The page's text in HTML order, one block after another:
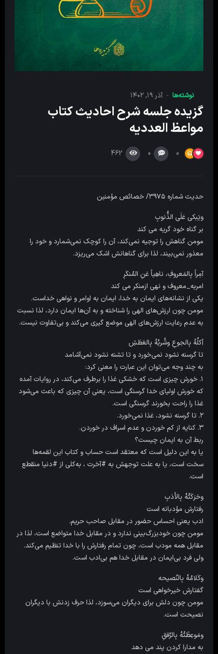
نوشته‌ها آذر ۱۹, ۱۴۰۲
گزیده جلسه شرح احادیث کتاب
مواعظ العددیه
0
0
462
حدیث شماره ۳۹‌‌۷۵/ خصائص مؤمنین
ویَبکی عَلَى الذُّنوبِ
بر گناه خود گریه مى کند
مومن گناهش را توجیه نمی‌کند، آن را کوچک نمی‌شمارد و خود را
معذور نمی‌بیند، لذا برای گناهانش اشک می‌ریزد.
آمِراً بِالمَعروفِ، ناهِیاً عَنِ المُنکَرِ
امربه_معروف و نهى ازمنکر مى کند
یکی از نشانه‌های ایمان به خدا‌، ایمان به اوامر و نواهی خداست.
مومن چون ارزش‌های الهی را شناخته و به آن‌‌ها ایمان دارد، لذا نسبت
به عدم رعایت ارزش‌های الهی موضع گیری می‌کند و بی‌تفاوت نیست.
أکلُهُ بِالجوعِ وشُربُهُ بِالعَطَشِ
تا گرسنه نشود نمی‌خورد و تا تشنه نشود نمی‌‌آشامد
به چند وجه می‌توان این عبارت را معنی کرد:
۱. خورش چیزی است که خشکی غذا را برطرف می‌کند، در روایات آمده
که خورش اولیای خدا گرسنگی است، یعنی آن چیزی که باعث می‌شود
غذا را راحت بخورند گرسنگی است.
۲. تا گرسنه نشود‌، غذا نمی‌خورد.
۳. کنایه از کم خوردن و عدم اسراف در خوردن.
ربط آن به ایمان چیست؟
یا به این دلیل است که معتقد است حساب و کتاب این لقمه‌ها
سخت است، یا به علت توجهش به #آخرت ، به‌کلی از #دنیا منقطع
است.
وحَرَکَتُهُ بِالأَدَبِ
رفتارش مؤدبانه است
ادب یعنی احساس حضور در مقابل صاحب حریم.
مومن چون خودبزرگ‌بینی ندارد و در مقابل خدا متواضع است، لذا در
مقابل همه مودب است، چون تمام رفتارش را با خدا تنظیم می‌کند.
ولی فرد بی‌ایمان در مقابل خدا هم بی‌ادب است.
وکَلامُهُ بِالنّصیحه
گفتارش خیرخواهى است
مومن چون دلش برای دیگران می‌سوزد، لذا حرف زدنش با دیگران
نصیحت است.
ومَوعِظَتُهُ بِالرِّفقِ
به مدارا کردن پند مى دهد